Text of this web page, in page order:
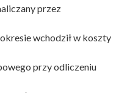
przez
wchodził w koszty
przy odliczeniu